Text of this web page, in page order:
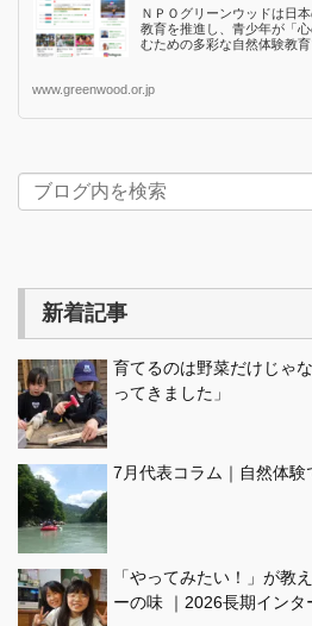
ＮＰＯグリーンウッドは日
教育を推進し、青少年が「
むための多彩な自然体験教
www.greenwood.or.jp
新着記事
育てるのは野菜だけじゃ
ってきました」
7月代表コラム｜自然体験
「やってみたい！」が教
ーの味 ｜2026長期インタ